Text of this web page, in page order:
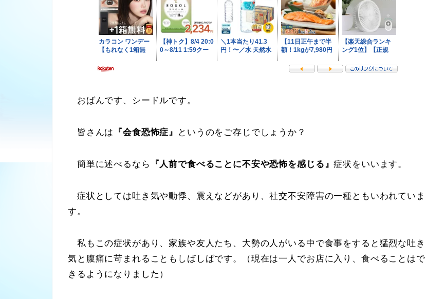
おばんです、シードルです。
皆さんは 『会食恐怖症』 というのをご存じでしょうか？
簡単に述べるなら 『人前で食べることに不安や恐怖を感じる』症状をいいます。
症状としては吐き気や動悸、震えなどがあり、社交不安障害の一種ともいわれていま
す。
私もこの症状があり、家族や友人たち、大勢の人がいる中で食事をすると猛烈な吐き
気と腹痛に苛まれることもしばしばです。（現在は一人でお店に入り、食べることはで
きるようになりました）